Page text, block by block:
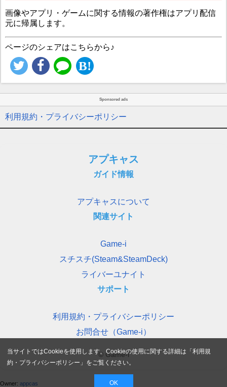
画像やアプリ・ゲームに関する情報の著作権はアプリ配信
元に帰属します。
ページのシェアはこちらから♪
Sponsored ads
利用規約・プライバシーポリシー
アプキャス
ガイド情報
アプキャスについて
関連サイト
Game-i
スチスチ(Steam&SteamDeck)
ライバーユナイト
サポート
利用規約・プライバシーポリシー
お問合せ（Game-i）
© Game-i
Owner: appcas
当サイトではCookieを使用します。Cookieの使用に関する詳細は「利用規
約・プライバシーポリシー 」をご覧ください。
OK